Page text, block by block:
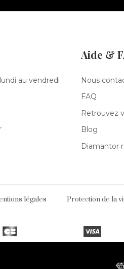
au vendredi
Aide &
Nous
FAQ
Retrouvez
Blog
Diamantor
légales Protection de la